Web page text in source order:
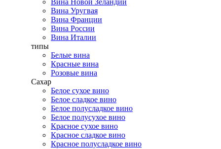
Вина Новой Зеландии
Вина Уругвая
Вина Франции
Вина России
Вина Италии
типы
Белые вина
Красные вина
Розовые вина
Сахар
Белое сухое вино
Белое сладкое вино
Белое полусладкое вино
Белое полусухое вино
Красное сухое вино
Красное сладкое вино
Красное полусладкое вино